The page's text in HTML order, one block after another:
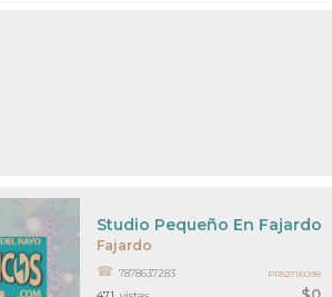
Fajardo
$0
Studio Pequeño En Fajardo
7878637283 PR52716098